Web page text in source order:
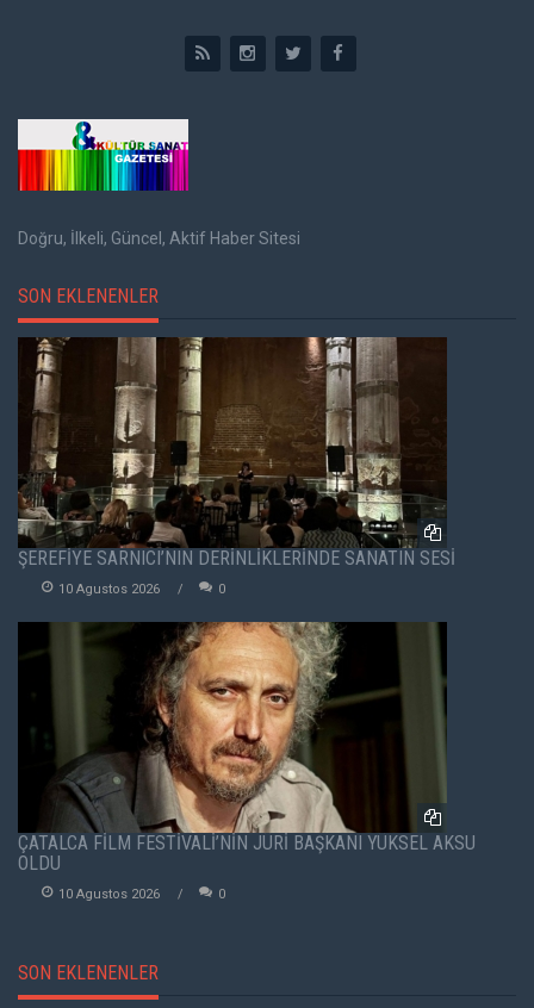
Doğru, İlkeli, Güncel, Aktif Haber Sitesi
SON EKLENENLER
ŞEREFİYE SARNICI’NIN DERİNLİKLERİNDE SANATIN SESİ
10 Agustos 2026 0
ÇATALCA FİLM FESTİVALİ’NİN JÜRİ BAŞKANI YÜKSEL AKSU
OLDU
10 Agustos 2026 0
SON EKLENENLER